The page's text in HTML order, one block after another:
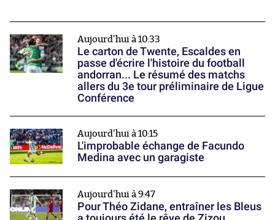
Aujourd'hui à 10:33
Le carton de Twente, Escaldes en
passe d'écrire l'histoire du football
andorran... Le résumé des matchs
allers du 3e tour préliminaire de Ligue
Conférence
Aujourd'hui à 10:15
L'improbable échange de Facundo
Medina avec un garagiste
Aujourd'hui à 9:47
Pour Théo Zidane, entraîner les Bleus